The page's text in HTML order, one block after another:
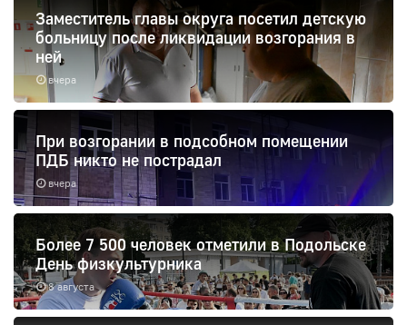
вчера
Заместитель главы округа посетил детскую
больницу после ликвидации возгорания в
ней
вчера
При возгорании в подсобном помещении
ПДБ никто не пострадал
8 августа
Более 7 500 человек отметили в Подольске
День физкультурника